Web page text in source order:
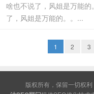
啥也不说了，风姐是万能
了，风姐是万能的。。...
1 2 3
版权所有，保留一切权利